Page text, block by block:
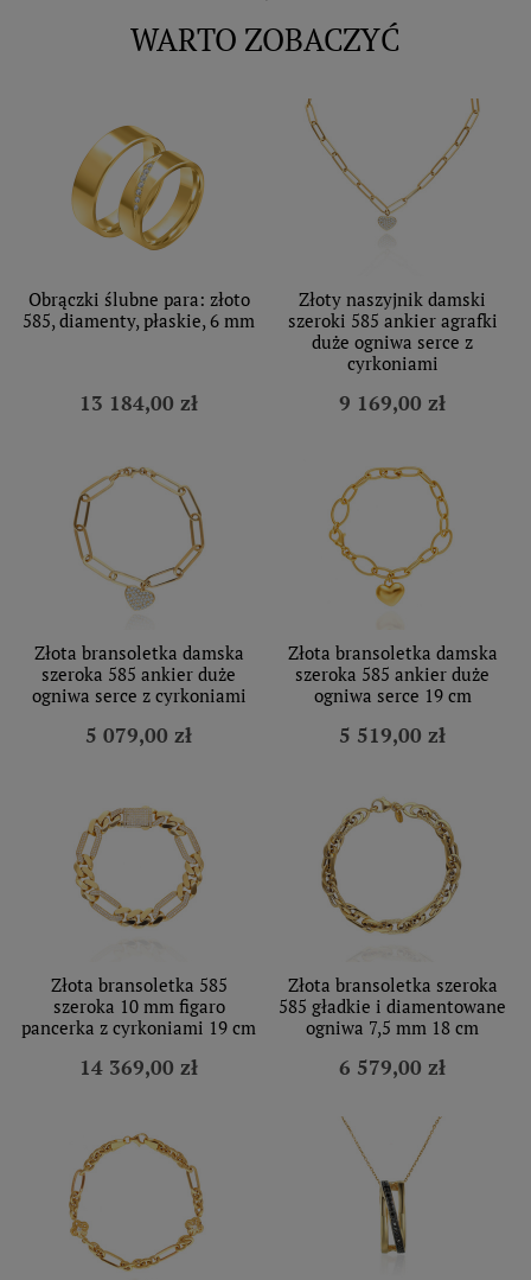
WARTO ZOBACZYĆ
Obrączki ślubne para: złoto
585, diamenty, płaskie, 6 mm
13 184,00 zł
Złoty naszyjnik damski
szeroki 585 ankier agrafki
duże ogniwa serce z
cyrkoniami
9 169,00 zł
Złota bransoletka damska
szeroka 585 ankier duże
ogniwa serce z cyrkoniami
5 079,00 zł
Złota bransoletka damska
szeroka 585 ankier duże
ogniwa serce 19 cm
5 519,00 zł
Złota bransoletka 585
szeroka 10 mm figaro
pancerka z cyrkoniami 19 cm
14 369,00 zł
Złota bransoletka szeroka
585 gładkie i diamentowane
ogniwa 7,5 mm 18 cm
6 579,00 zł